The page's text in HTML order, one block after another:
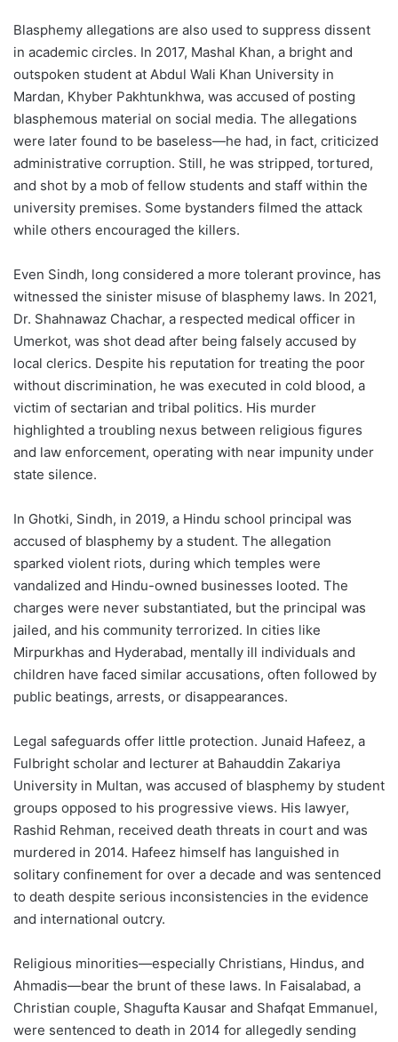
Blasphemy allegations are also used to suppress dissent
in academic circles. In 2017, Mashal Khan, a bright and
outspoken student at Abdul Wali Khan University in
Mardan, Khyber Pakhtunkhwa, was accused of posting
blasphemous material on social media. The allegations
were later found to be baseless—he had, in fact, criticized
administrative corruption. Still, he was stripped, tortured,
and shot by a mob of fellow students and staff within the
university premises. Some bystanders filmed the attack
while others encouraged the killers.
Even Sindh, long considered a more tolerant province, has
witnessed the sinister misuse of blasphemy laws. In 2021,
Dr. Shahnawaz Chachar, a respected medical officer in
Umerkot, was shot dead after being falsely accused by
local clerics. Despite his reputation for treating the poor
without discrimination, he was executed in cold blood, a
victim of sectarian and tribal politics. His murder
highlighted a troubling nexus between religious figures
and law enforcement, operating with near impunity under
state silence.
In Ghotki, Sindh, in 2019, a Hindu school principal was
accused of blasphemy by a student. The allegation
sparked violent riots, during which temples were
vandalized and Hindu-owned businesses looted. The
charges were never substantiated, but the principal was
jailed, and his community terrorized. In cities like
Mirpurkhas and Hyderabad, mentally ill individuals and
children have faced similar accusations, often followed by
public beatings, arrests, or disappearances.
Legal safeguards offer little protection. Junaid Hafeez, a
Fulbright scholar and lecturer at Bahauddin Zakariya
University in Multan, was accused of blasphemy by student
groups opposed to his progressive views. His lawyer,
Rashid Rehman, received death threats in court and was
murdered in 2014. Hafeez himself has languished in
solitary confinement for over a decade and was sentenced
to death despite serious inconsistencies in the evidence
and international outcry.
Religious minorities—especially Christians, Hindus, and
Ahmadis—bear the brunt of these laws. In Faisalabad, a
Christian couple, Shagufta Kausar and Shafqat Emmanuel,
were sentenced to death in 2014 for allegedly sending